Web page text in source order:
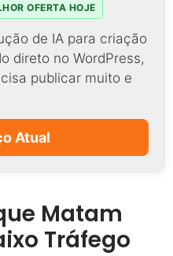
OFERTA HOJE
de IA para criação
direto no WordPress,
publicar muito e
Atual
Matam
Tráfego